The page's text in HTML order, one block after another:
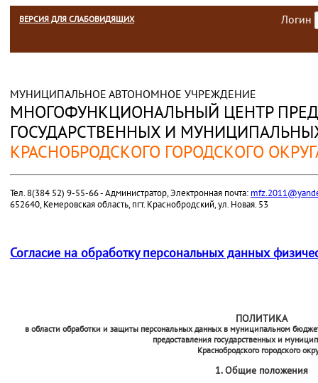
Логин
ВЕРСИЯ ДЛЯ СЛАБОВИДЯЩИХ
МУНИЦИПАЛЬНОЕ АВТОНОМНОЕ УЧРЕЖДЕНИЕ
МНОГОФУНКЦИОНАЛЬНЫЙ ЦЕНТР
ГОСУДАРСТВЕННЫХ И
КРАСНОБРОДСКОГО ГОРОДСКОГО
Тел. 8(384 52) 9-55-66 - Администратор, Электронная почта:
652640, Кемеровская область, пгт. Краснобродский, ул. Новая. 53
Согласие на обработку персональных данных
ПОЛИТИКА
в области обработки и защиты персональных данных в муниципальном
предоставления государственных и
Краснобродского городского
1. Общие положения